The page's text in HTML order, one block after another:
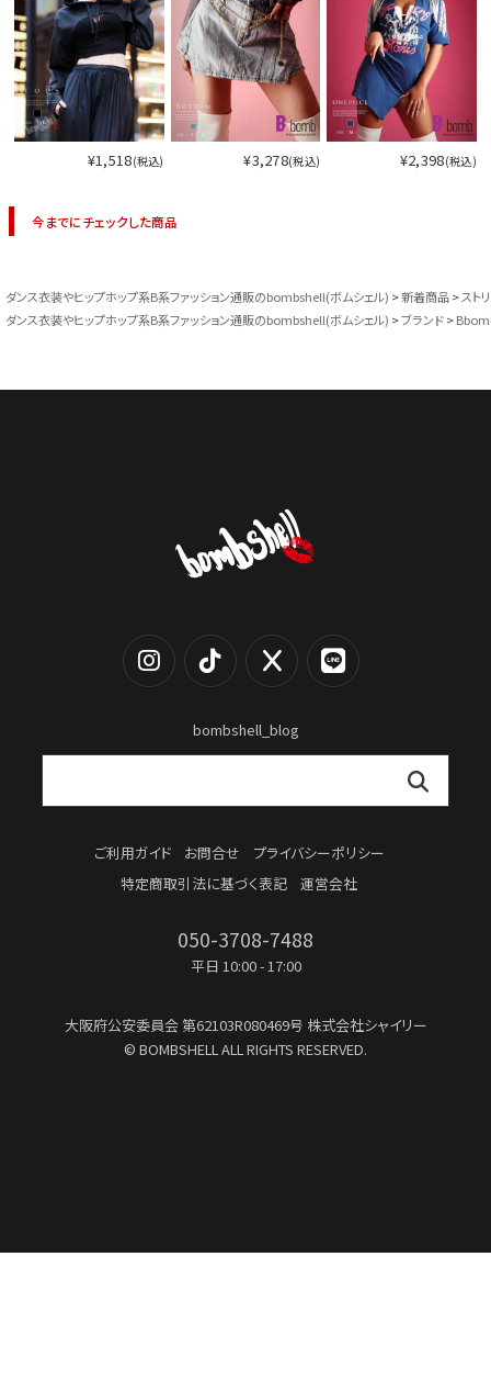
¥1,518(税込) ¥3,278(税込) ¥2,398(税込)
今までにチェックした商品
ダンス衣装やヒップホップ系B系ファッション通販のbombshell(ボムシェル) 新着商品
スト
ダンス衣装やヒップホップ系B系ファッション通販のbombshell(ボムシェル)
ブランド
bombshell_blog
ご利用ガイド お問合せ
プライバシーポリシー
特定商取引法に基づく表記
運営会社
050-3708-7488
平日 10:00 - 17:00
大阪府公安委員会第62103R080469号 株式会社シャイリー
© BOMBSHELL ALL RIGHTS RESERVED.